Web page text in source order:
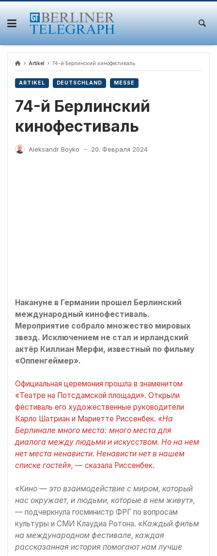
Skip
content
Artikel 74-й Берлинский кинофестиваль
ARTIKEL DEUTSCHLAND MESSE
74-й Берлинский
кинофестиваль
Aleksandr Boyko — 20. Февраля 2024
Накануне в Германии прошел Берлинский
международный кинофестиваль.
Мероприятие собрало множество мировых
звезд. Исключением не стал и ирландский
актёр Киллиан Мерфи, известный по фильму
«Оппенгеймер».
Официальная церемония прошла в знаменитом
«Театре на Потсдамской площади». Открыли
фестиваль его художественные руководители
Карло Шатриан и Мариетте Риссенбек. «На
Берлинале много места: много места для
диалога между людьми и искусством. Но на нем
нет места ненависти. Ненависти нет в нашем
списке гостей», — сказала Риссенбек.
«Кино — это взаимодействие с миром, который
нас окружает, и людьми, которые в нем живут»,
— подчеркнула госминистр ФРГ по вопросам
культуры и СМИ Клаудиа Ротона. «Каждый фильм
на международном фестивале, каждая
рассказанная история помогают нам лучше